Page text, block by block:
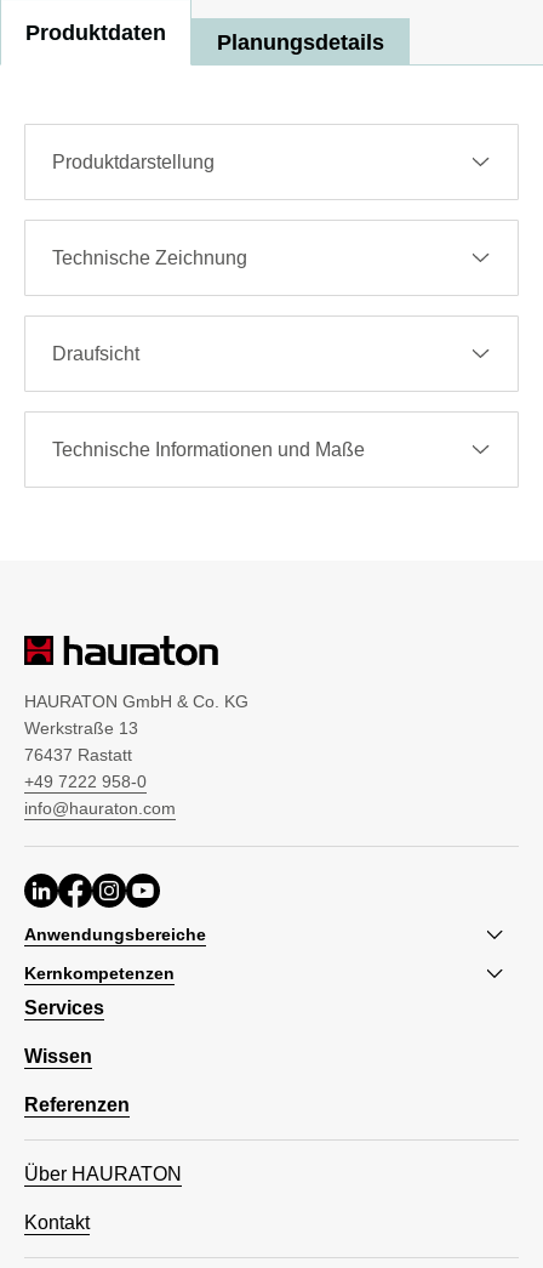
Produktdaten Planungsdetails
Produktdarstellung
Technische Zeichnung
Draufsicht
Technische Informationen und Maße
HAURATON GmbH & Co. KG
Werkstraße 13
76437 Rastatt
+49 7222 958-0
info@hauraton.com
Anwendungsbereiche
Kernkompetenzen
Services
Wissen
Referenzen
Über HAURATON
Kontakt